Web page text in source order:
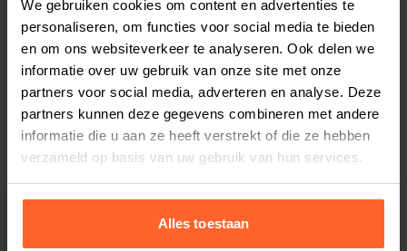
We gebruiken cookies om content en advertenties te
personaliseren, om functies voor social media te bieden
en om ons websiteverkeer te analyseren. Ook delen we
informatie over uw gebruik van onze site met onze
partners voor social media, adverteren en analyse. Deze
partners kunnen deze gegevens combineren met andere
informatie die u aan ze heeft verstrekt of die ze hebben
verzameld op basis van uw gebruik van hun services.
Alles toestaan
### VERS BEREIDE VRIJE UITLOOP KIP
Kip is een uitstekende bron van eiwitten,
vitaminen, fosfor en selenium die goed is voor
het immuunsysteem.
### ZOETE AARDAPPEL
Een zeer goed verteerbare pmium bron die
langzaam energie afgeeft, rijk aan anti-oxidanten
en een grote bron van oplosbare vezels.
Bestelherinnering instellen
Gerelateerde producten